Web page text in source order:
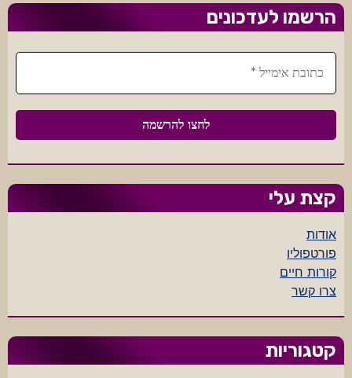
הרשמו לעדכונים
קצת עלי
אודות
פורטפוליו
קורות חיים
צרו קשר
קטגוריות